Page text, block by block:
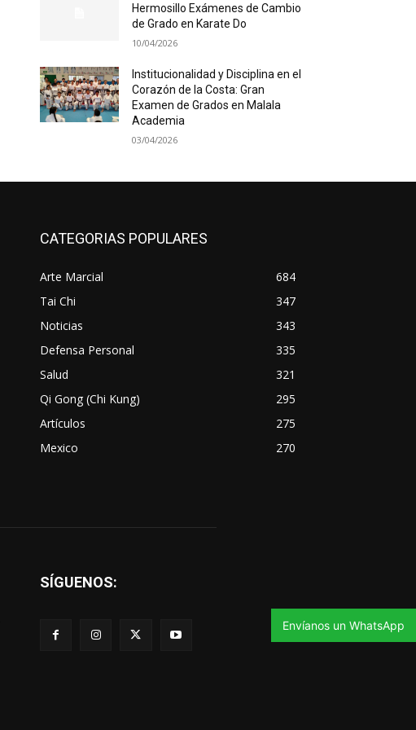
Hermosillo Exámenes de Cambio
de Grado en Karate Do
10/04/2026
Institucionalidad y Disciplina en el
Corazón de la Costa: Gran
Examen de Grados en Malala
Academia
03/04/2026
CATEGORIAS POPULARES
Arte Marcial
684
Tai Chi
347
Noticias
343
Defensa Personal
335
Salud
321
Qi Gong (Chi Kung)
295
Artículos
275
Mexico
270
SÍGUENOS:
Envíanos un WhatsApp